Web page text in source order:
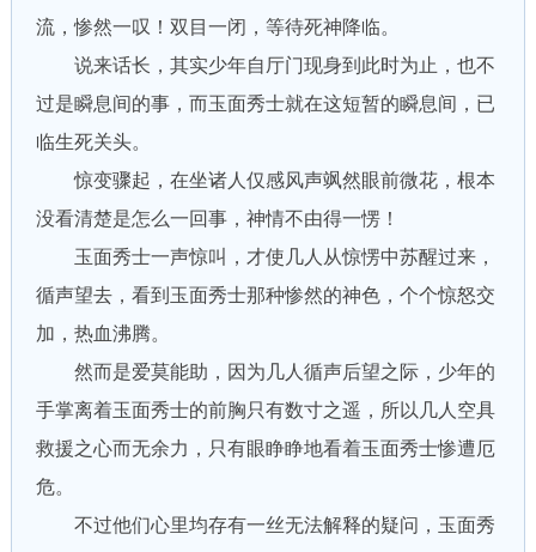
流，惨然一叹！双目一闭，等待死神降临。
说来话长，其实少年自厅门现身到此时为止，也不
过是瞬息间的事，而玉面秀士就在这短暂的瞬息间，已
临生死关头。
惊变骤起，在坐诸人仅感风声飒然眼前微花，根本
没看清楚是怎么一回事，神情不由得一愣！
玉面秀士一声惊叫，才使几人从惊愣中苏醒过来，
循声望去，看到玉面秀士那种惨然的神色，个个惊怒交
加，热血沸腾。
然而是爱莫能助，因为几人循声后望之际，少年的
手掌离着玉面秀士的前胸只有数寸之遥，所以几人空具
救援之心而无余力，只有眼睁睁地看着玉面秀士惨遭厄
危。
不过他们心里均存有一丝无法解释的疑问，玉面秀